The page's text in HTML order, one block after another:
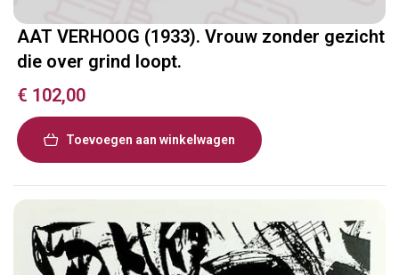
AAT VERHOOG (1933). Vrouw zonder gezicht
die over grind loopt.
€ 102,00
Toevoegen aan winkelwagen